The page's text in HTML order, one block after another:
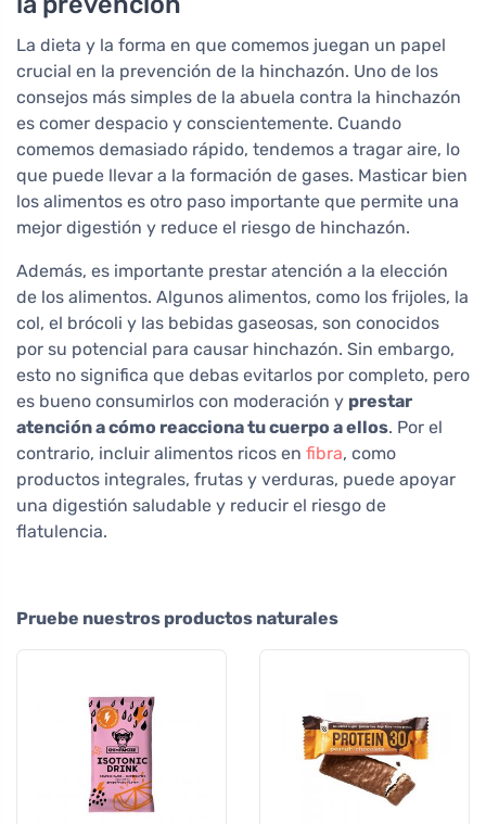
La dieta y la forma en que comemos juegan un papel
crucial en la prevención de la hinchazón. Uno de los
consejos más simples de la abuela contra la hinchazón
es comer despacio y conscientemente. Cuando
comemos demasiado rápido, tendemos a tragar aire, lo
que puede llevar a la formación de gases. Masticar bien
los alimentos es otro paso importante que permite una
mejor digestión y reduce el riesgo de hinchazón.
Además, es importante prestar atención a la elección
de los alimentos. Algunos alimentos, como los frijoles, la
col, el brócoli y las bebidas gaseosas, son conocidos
por su potencial para causar hinchazón. Sin embargo,
esto no significa que debas evitarlos por completo, pero
es bueno consumirlos con moderación y prestar
atención a cómo reacciona tu cuerpo a ellos. Por el
contrario, incluir alimentos ricos en fibra, como
productos integrales, frutas y verduras, puede apoyar
una digestión saludable y reducir el riesgo de
flatulencia.
Pruebe nuestros productos naturales